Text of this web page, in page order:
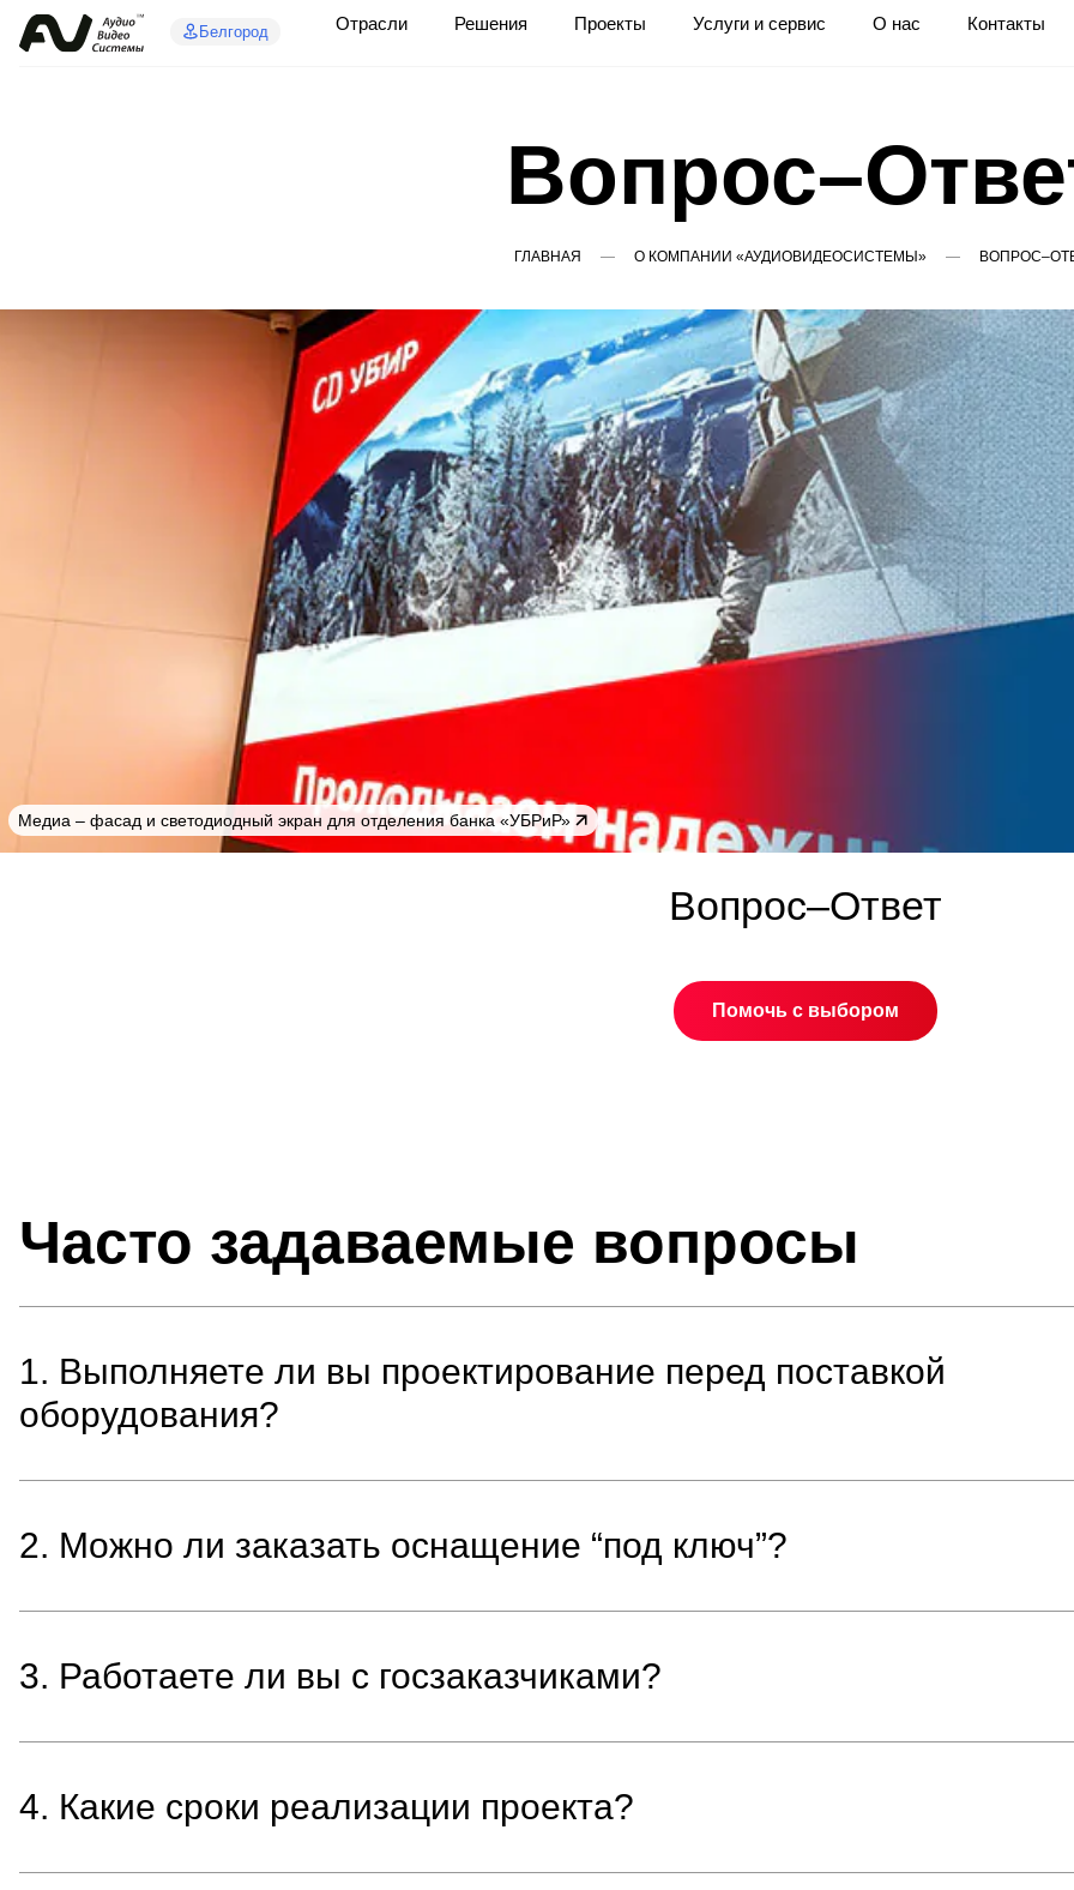
Белгород Отрасли Решения Проекты Услуги и сервис О нас Контакты
ГЛАВНАЯ О КОМПАНИИ «АУДИОВИДЕОСИСТЕМЫ»
Медиа – фасад и светодиодный экран для отделения банка «УБРиР»
Вопрос–Ответ
Помочь с выбором
Часто задаваемые вопросы
1. Выполняете ли вы проектирование перед поставкой
оборудования?
2. Можно ли заказать оснащение “под ключ”?
3. Работаете ли вы с госзаказчиками?
4. Какие сроки реализации проекта?